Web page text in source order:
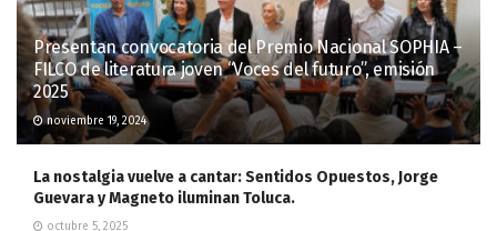
Presentan convocatoria del Premio Nacional SOPHIA –
FILCO de literatura joven “Voces del futuro”, emisión
2025
noviembre 19, 2024
La nostalgia vuelve a cantar: Sentidos Opuestos, Jorge
Guevara y Magneto iluminan Toluca.
octubre 5, 2025